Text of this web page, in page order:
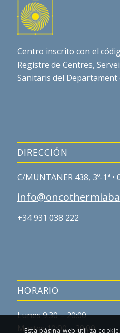
Centro inscrito con el
Registre de Centres,
Sanitaris del Departament
DIRECCIÓN
C/MUNTANER 438, 3º-1ª •
+34 931 038 222
HORARIO
Lunes 9:30 – 20:00
Martes 10:00 – 20:00
Esta página web utiliza